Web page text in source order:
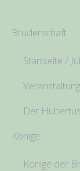
Bruderschaft
Startseite /
Der Hubertus
Könige
Könige der